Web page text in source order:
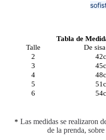
Tabla de
Talle
De
2
3
4
5
6
* Las medidas se realizaron
de la prenda,